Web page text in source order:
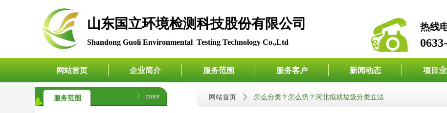
​​​​​​​山东国立环境检测科技股份有限公司
Shandong Guoli Environmental Testing Technology Co.,Ltd
热线
网站首页 企业简介 服务范围 服务客户 新闻动态 项目
网站首页 ꄲ 怎么分类？怎么扔？河北拟就垃圾分类立法
ꁕ more
服务范围